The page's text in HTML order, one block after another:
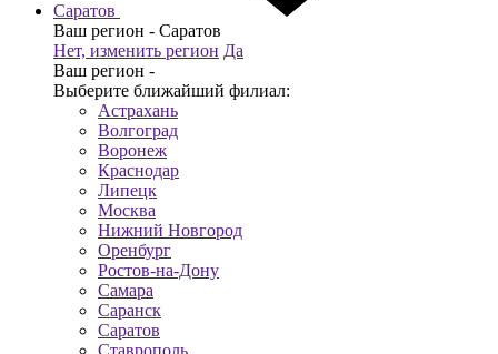
Саратов
Ваш регион - Саратов
Нет, изменить регион Да
Ваш регион -
Выберите ближайший филиал:
Астрахань
Волгоград
Воронеж
Краснодар
Липецк
Москва
Нижний Новгород
Оренбург
Ростов-на-Дону
Самара
Саранск
Саратов
Ставрополь